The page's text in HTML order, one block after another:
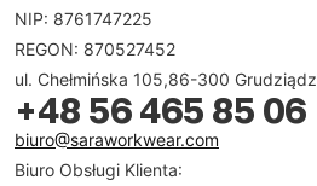
NIP: 8761747225
REGON: 870527452
ul. Chełmińska 105,86-300 Grudziądz
+48 56 465 85 06
biuro@saraworkwear.com
Biuro Obsługi Klienta: